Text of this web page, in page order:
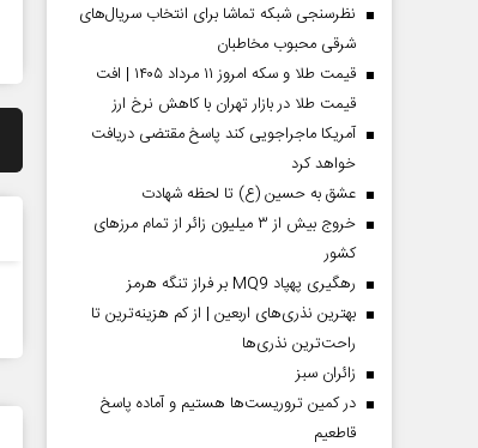
نظرسنجی شبکه تماشا برای انتخاب سریال‌های
شرقی محبوب مخاطبان
قیمت طلا و سکه امروز ۱۱ مرداد ۱۴۰۵ | افت
قیمت طلا در بازار تهران با کاهش نرخ ارز
آمریکا ماجراجویی کند پاسخ مقتضی دریافت
خواهد کرد
عشق به حسین (ع) تا لحظه شهادت
خروج بیش از ۳ میلیون زائر از تمام مرز‌های
کشور
رهگیری پهپاد MQ9 بر فراز تنگه هرمز
بهترین نذری‌های اربعین | از کم هزینه‌ترین تا
راحت‌ترین نذری‌ها
‌زائران سبز
در کمین تروریست‌ها هستیم و آماده پاسخ
قاطعیم